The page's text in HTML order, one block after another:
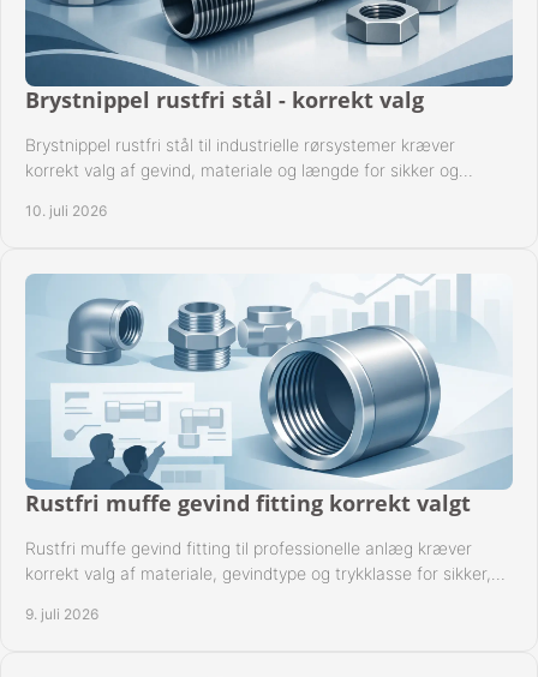
Brystnippel rustfri stål - korrekt valg
Brystnippel rustfri stål til industrielle rørsystemer kræver
korrekt valg af gevind, materiale og længde for sikker og
10. juli 2026
Rustfri muffe gevind fitting korrekt valgt
Rustfri muffe gevind fitting til professionelle anlæg kræver
korrekt valg af materiale, gevindtype og trykklasse for sikker,
9. juli 2026